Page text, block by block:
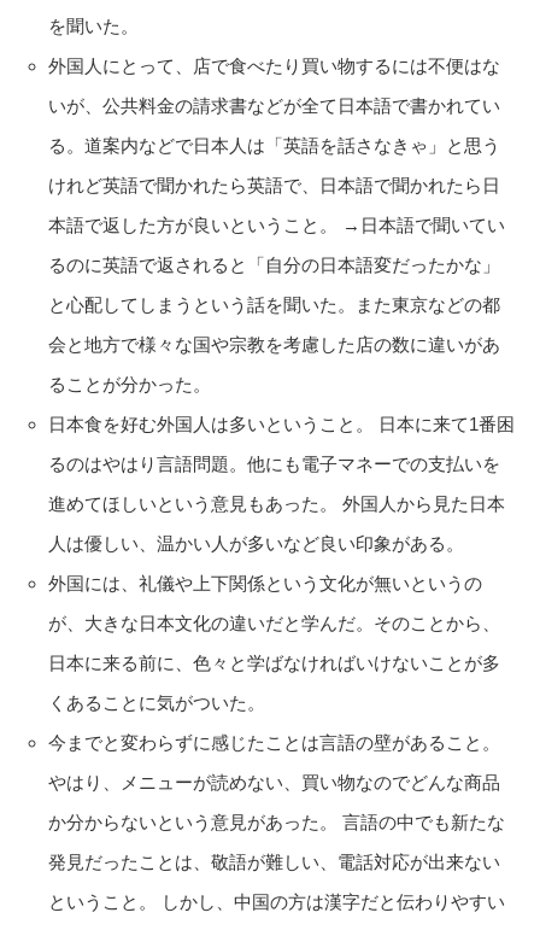
を聞いた。
外国人にとって、店で食べたり買い物するには不便はな
いが、公共料金の請求書などが全て日本語で書かれてい
る。道案内などで日本人は「英語を話さなきゃ」と思う
けれど英語で聞かれたら英語で、日本語で聞かれたら日
本語で返した方が良いということ。 →日本語で聞いてい
るのに英語で返されると「自分の日本語変だったかな」
と心配してしまうという話を聞いた。また東京などの都
会と地方で様々な国や宗教を考慮した店の数に違いがあ
ることが分かった。
日本食を好む外国人は多いということ。 日本に来て1番困
るのはやはり言語問題。他にも電子マネーでの支払いを
進めてほしいという意見もあった。 外国人から見た日本
人は優しい、温かい人が多いなど良い印象がある。
外国には、礼儀や上下関係という文化が無いというの
が、大きな日本文化の違いだと学んだ。そのことから、
日本に来る前に、色々と学ばなければいけないことが多
くあることに気がついた。
今までと変わらずに感じたことは言語の壁があること。
やはり、メニューが読めない、買い物なのでどんな商品
か分からないという意見があった。 言語の中でも新たな
発見だったことは、敬語が難しい、電話対応が出来ない
ということ。 しかし、中国の方は漢字だと伝わりやすい